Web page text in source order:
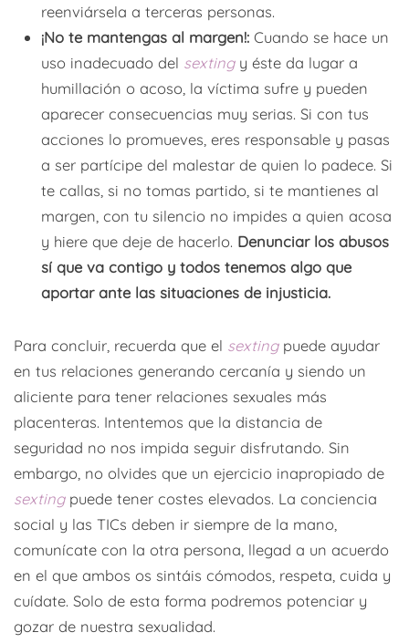
reenviársela a terceras personas.
¡No te mantengas al margen!: Cuando se hace un
uso inadecuado del sextingy éste da lugar a
humillación o acoso, la víctima sufre y pueden
aparecer consecuencias muy serias. Si con tus
acciones lo promueves, eres responsable y pasas
a ser partícipe del malestar de quien lo padece. Si
te callas, si no tomas partido, si te mantienes al
margen, con tu silencio no impides a quien acosa
y hiere que deje de hacerlo. Denunciar los abusos
sí que va contigo y todos tenemos algo que
aportar ante las situaciones de injusticia.
Para concluir, recuerda que el sexting puede ayudar
en tus relaciones generando cercanía y siendo un
aliciente para tener relaciones sexuales más
placenteras. Intentemos que la distancia de
seguridad no nos impida seguir disfrutando. Sin
embargo, no olvides que un ejercicio inapropiado de
sexting puede tener costes elevados. La conciencia
social y las TICs deben ir siempre de la mano,
comunícate con la otra persona, llegad a un acuerdo
en el que ambos os sintáis cómodos, respeta, cuida y
cuídate. Solo de esta forma podremos potenciar y
gozar de nuestra sexualidad.